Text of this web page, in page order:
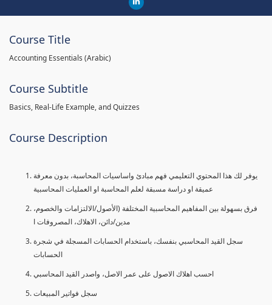
Course Title
Accounting Essentials (Arabic)
Course Subtitle
Basics, Real-Life Example, and Quizzes
Course Description
يوفر لك هذا المحتوي التعليمي فهم مبادئ واساسيات المحاسبة، بدون معرفة
عميقة او دراسة مسبقة لعلم المحاسبة او العمليات المحاسبية
فرق بسهولة بين المفاهيم المحاسبية المختلفة (الأصول/الالتزامات والخصوم،
مدين/دائن، الاهلاك، المصروفات ا
سجل القيد المحاسبي بنفسك، باستخدام الحسابات المسجلة في شجرة
الحسابات
احسب اهلاك الاصول على عمر الاصل، واصدر القيد المحاسبي
سجل فواتير المبيعات